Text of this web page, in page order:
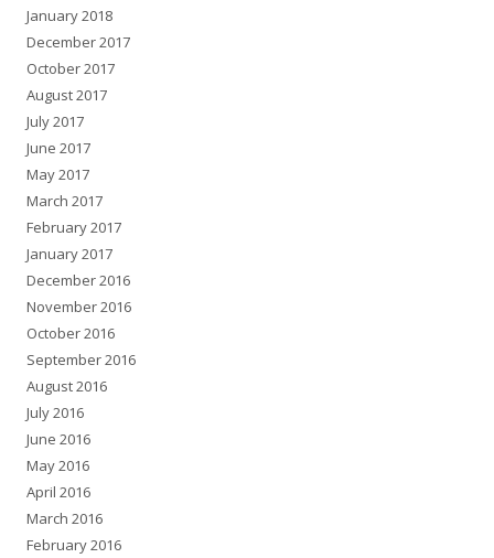
January 2018
December 2017
October 2017
August 2017
July 2017
June 2017
May 2017
March 2017
February 2017
January 2017
December 2016
November 2016
October 2016
September 2016
August 2016
July 2016
June 2016
May 2016
April 2016
March 2016
February 2016